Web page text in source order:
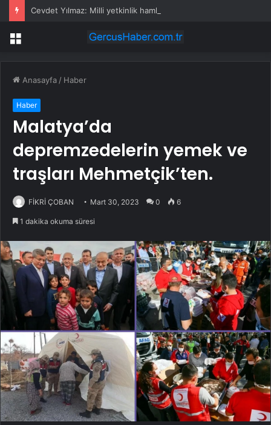
Menü
Anasayfa / Haber
Haber
Malatya’da
depremzedelerin yemek ve
traşları Mehmetçik’ten.
FİKRİ ÇOBAN Mart 30, 2023 0 6
1 dakika okuma süresi